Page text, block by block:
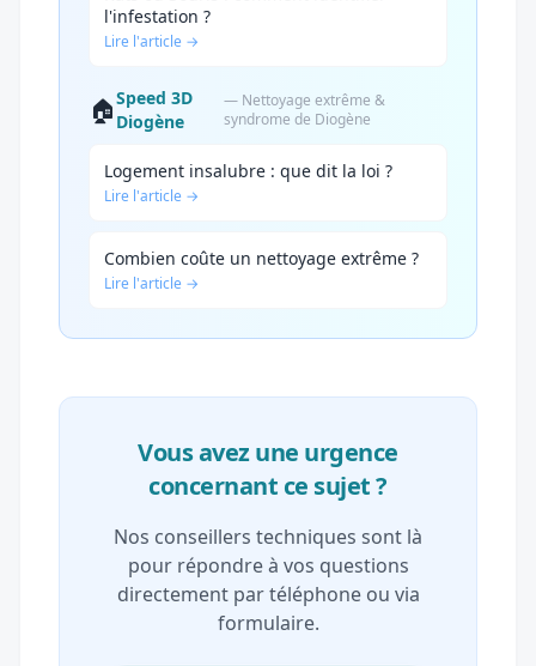
l'infestation ?
Lire l'article →
🏠Speed 3D
Diogène
— Nettoyage extrême &
syndrome de Diogène
Logement insalubre : que dit la loi ?
Lire l'article →
Combien coûte un nettoyage extrême ?
Lire l'article →
Vous avez une urgence
concernant ce sujet ?
Nos conseillers techniques sont là
pour répondre à vos questions
directement par téléphone ou via
formulaire.